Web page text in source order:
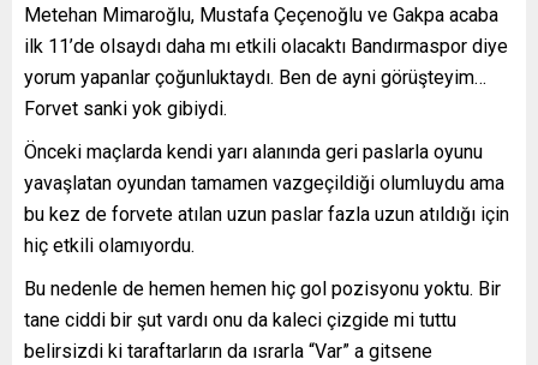
Metehan Mimaroğlu, Mustafa Çeçenoğlu ve Gakpa acaba
ilk 11’de olsaydı daha mı etkili olacaktı Bandırmaspor diye
yorum yapanlar çoğunluktaydı. Ben de ayni görüşteyim…
Forvet sanki yok gibiydi.
Önceki maçlarda kendi yarı alanında geri paslarla oyunu
yavaşlatan oyundan tamamen vazgeçildiği olumluydu ama
bu kez de forvete atılan uzun paslar fazla uzun atıldığı için
hiç etkili olamıyordu.
Bu nedenle de hemen hemen hiç gol pozisyonu yoktu. Bir
tane ciddi bir şut vardı onu da kaleci çizgide mi tuttu
belirsizdi ki taraftarların da ısrarla “Var” a gitsene